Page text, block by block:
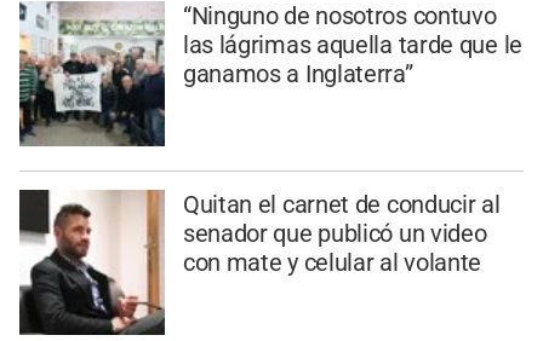
“Ninguno de nosotros contuvo
las lágrimas aquella tarde que le
ganamos a Inglaterra”
Quitan el carnet de conducir al
senador que publicó un video
con mate y celular al volante